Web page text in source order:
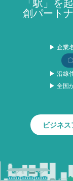
「駅」を
創パート
▶ 企業
▶ 沿線
▶ 全国
ビジネ